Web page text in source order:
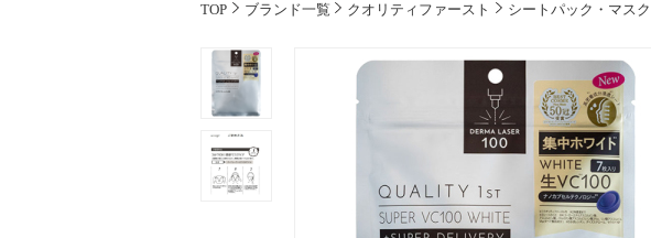
TOP ブランド一覧 クオリティファースト シートパック・マスク